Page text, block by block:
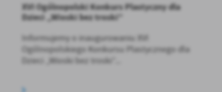
XVI Ogólnopolski Konkurs Plastyczny dla
Dzieci „Wioski bez troski”
Informujemy o inaugurowaniu XVI
Ogólnopolskiego Konkursu Plastycznego dla
Dzieci „Wioski bez troski”...